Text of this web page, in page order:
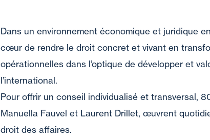
Dans un environnement économique et juridique
cœur de rendre le droit concret et vivant en
opérationnelles dans l’optique de développer et
l’international.
Pour offrir un conseil individualisé et transversal,
Manuella Fauvel et Laurent Drillet, œuvrent
droit des affaires.